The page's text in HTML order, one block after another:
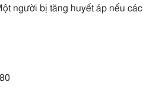
người bị tăng huyết áp nếu các